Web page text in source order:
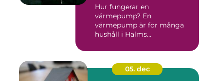
Hur fungerar en
värmepump? En
värmepump är för många
hushåll i Halms...
05. dec